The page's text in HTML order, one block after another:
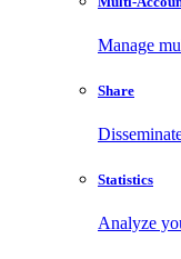
Manage
Share
Statistics
Analyze